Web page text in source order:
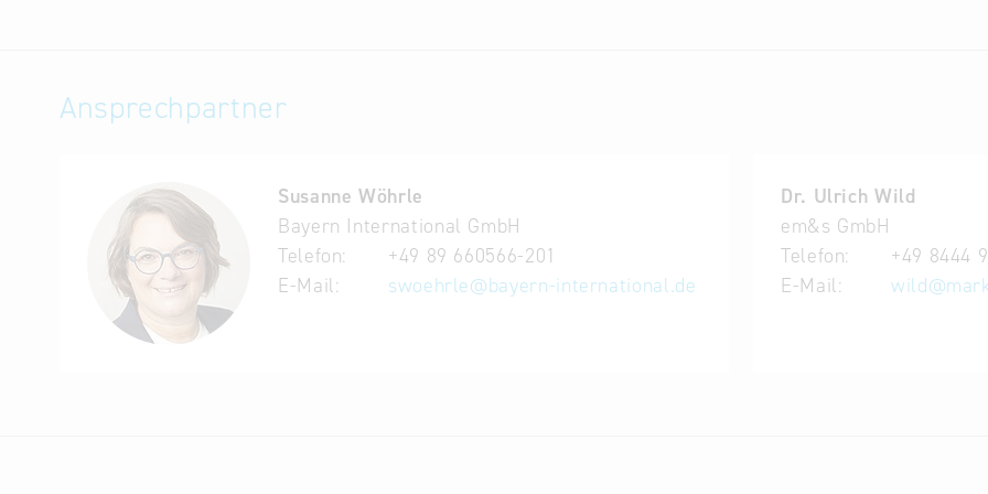
Importeure und Händler im Bereich Ausstattung von Hotellerie und Gastronomie
GESCHÄFTSCHANCEN FÜR BAYRISCHE UNTERNEHMEN IN GEORGIEN
Für deutsche Technologieanbieter und Dienstleister liegen in Georgien vor allem Chancen in der
touristischen Infrastrukturen. Der Markt profitiert von wachsendem Tourismus, einem dynamischen
besserer Qualitäts- und Betriebsinfrastruktur. Deutschland ist zudem ein wichtiger Handelspartner
Georgien verzeichnete 2025 Rekordeinnahmen aus dem Tourismus von rund 4,5 Milliarden US-
Ansprechpartner
Susanne Wöhrle
Bayern International GmbH
Telefon:
+49 89 660566-201
E-Mail:
swoehrle@bayern-international.de
Dr. Ulrich Wild
em&s GmbH
Telefon:
+49 8444
E-Mail:
wild@